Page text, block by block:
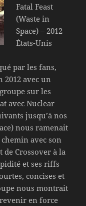
Fatal Feast
(Waste in
Space) – 2012
États-Unis
par les fans,
avec un
sur les
avec Nuclear
jusqu’à nos
nous ramenait
avec son
de Crossover à la
et ses riffs
concises et
nous montrait
en force